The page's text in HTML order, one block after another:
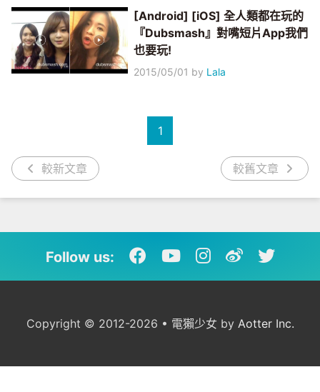
[Android] [iOS] 全人類都在玩的
『Dubsmash』對嘴短片App我們
也要玩!
2015/05/01 by Lala
較新文章
1
較舊文章
Follow us:
Copyright © 2012-2026 • 電獺少女 by Aotter Inc.